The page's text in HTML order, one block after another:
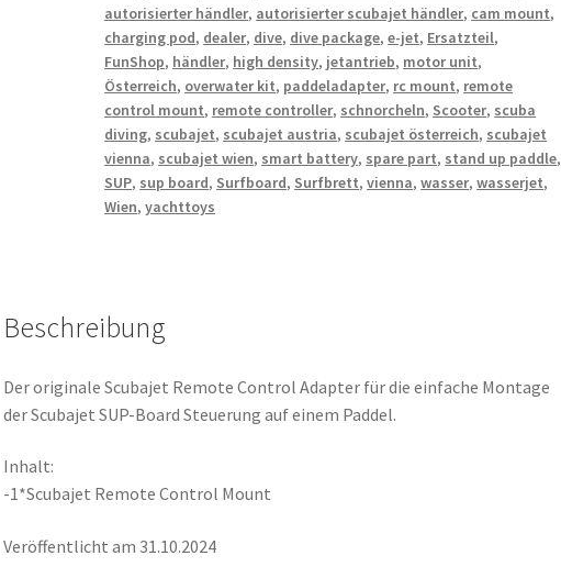
autorisierter händler, autorisierter scubajet händler, cam mount,
charging pod, dealer, dive, dive package,e-jet, Ersatzteil,
FunShop, händler, high density, jetantrieb, motor unit,
Österreich, overwater kit, paddeladapter, rc mount, remote
control mount, remote controller, schnorcheln, Scooter, scuba
diving, scubajet, scubajet austria, scubajet österreich, scubajet
vienna, scubajet wien, smart battery, spare part, stand up paddle,
SUP, sup board, Surfboard, Surfbrett,vienna,wasser,wasserjet,
Wien,yachttoys
Beschreibung
Der originale Scubajet Remote Control Adapter für die einfache Montage
der Scubajet SUP-Board Steuerung auf einem Paddel.
Inhalt:
-1*Scubajet Remote Control Mount
Veröffentlicht am 31.10.2024